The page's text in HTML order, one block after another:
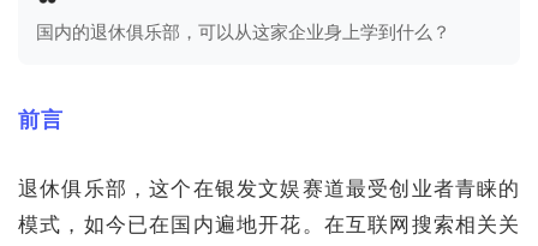
国内的退休俱乐部，可以从这家企业身上学到什么？
前言
退休俱乐部，这个在银发文娱赛道最受创业者青睐的
模式，如今已在国内遍地开花。在互联网搜索相关关